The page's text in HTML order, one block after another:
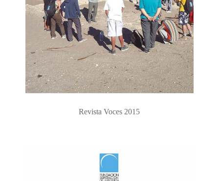
Revista Voces 2015